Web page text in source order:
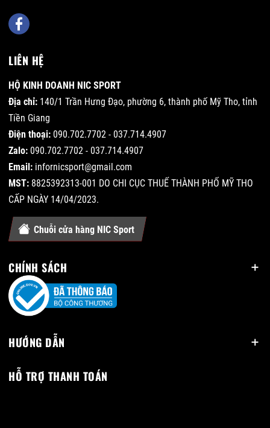
LIÊN HỆ
HỘ KINH DOANH NIC SPORT
Địa chỉ: 140/1 Trần Hưng Đạo, phường 6, thành phố Mỹ Tho, tỉnh
Tiền Giang
Điện thoại: 090.702.7702 - 037.714.4907
Zalo: 090.702.7702 - 037.714.4907
Email: infornicsport@gmail.com
MST: 8825392313-001 DO CHI CỤC THUẾ THÀNH PHỐ MỸ THO
CẤP NGÀY 14/04/2023.
Chuỗi cửa hàng NIC Sport
CHÍNH SÁCH
HƯỚNG DẪN
HỖ TRỢ THANH TOÁN